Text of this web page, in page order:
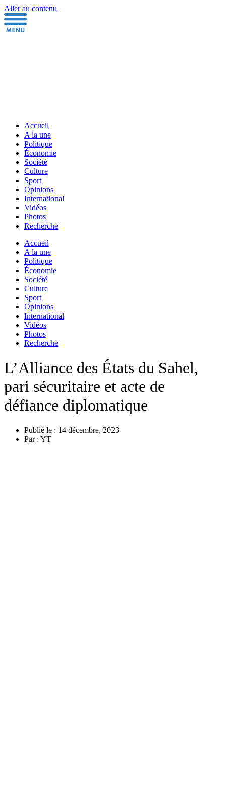
Aller au contenu
Accueil
A la une
Politique
Économie
Société
Culture
Sport
Opinions
International
Vidéos
Photos
Recherche
Accueil
A la une
Politique
Économie
Société
Culture
Sport
Opinions
International
Vidéos
Photos
Recherche
L’Alliance des États du Sahel,
pari sécuritaire et acte de
défiance diplomatique
Publié le : 14 décembre, 2023
Par : YT